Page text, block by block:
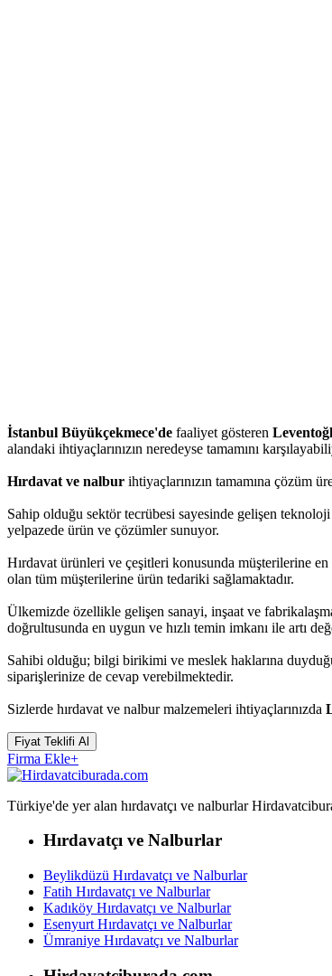
İstanbul Büyükçekmece'de faaliyet gösteren
alandaki ihtiyaçlarınızın neredeyse tamamını
Hırdavat ve nalbur ihtiyaçlarınızın tamamına çözüm
Sahip olduğu sektör tecrübesi sayesinde gelişen
yelpazede ürün ve çözümler sunuyor.
Hırdavat ürünleri ve çeşitleri konusunda müşterilerine
olan tüm müşterilerine ürün tedariki sağlamaktadır.
Ülkemizde özellikle gelişen sanayi, inşaat ve
doğrultusunda en uygun ve hızlı temin imkanı ile artı
Sahibi olduğu; bilgi birikimi ve meslek haklarına
siparişlerinize de cevap verebilmektedir.
Sizlerde hırdavat ve nalbur malzemeleri ihtiyaçlarınızda
Fiyat Teklifi Al
Firma Ekle+
Türkiye'de yer alan hırdavatçı ve nalburlar
Hırdavatçı ve Nalburlar
Beylikdüzü Hırdavatçı ve Nalburlar
Fatih Hırdavatçı ve Nalburlar
Kadıköy Hırdavatçı ve Nalburlar
Esenyurt Hırdavatçı ve Nalburlar
Ümraniye Hırdavatçı ve Nalburlar